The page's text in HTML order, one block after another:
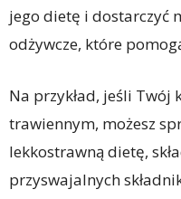
jego dietę i dostarczyć
odżywcze, które
Na przykład, jeśli Twój
trawiennym, możesz
lekkostrawną dietę,
przyswajalnych